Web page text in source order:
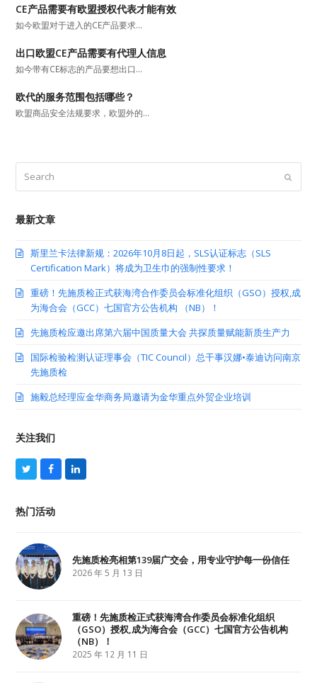
CE产品需要有欧盟授权代表才能有效
如今欧盟对于进入的CE产品要求…
出口欧盟CE产品需要有代理人信息
如今带有CE标志的产品要想出口…
欧代的服务范围包括哪些？
欧盟商品安全法规要求，欧盟外的…
最新文章
斯里兰卡法律新规：2026年10月8日起，SLS认证标志（SLS
Certification Mark）将成为卫生巾的强制性要求！
重磅！先施质检正式获海湾合作委员会标准化组织（GSO）授权,成
为海合会（GCC）七国官方公告机构 （NB）！
先施质检应邀出席第六届中国质量大会 共探质量赋能新质生产力
国际检验检测认证理事会（TIC Council）总干事汉娜•泰迪访问南京
先施质检
施毅总经理应金华商务局邀请为金华重点外贸企业培训
关注我们
T
w
t
t
F
a
b
L
i
热门活动
先施质检亮相第139届广交会，用专业守护每一份信任
2026 年 5 月 13 日
重磅！先施质检正式获海湾合作委员会标准化组织
（GSO）授权,成为海合会（GCC）七国官方公告机构
（NB）！
2025 年 12 月 11 日